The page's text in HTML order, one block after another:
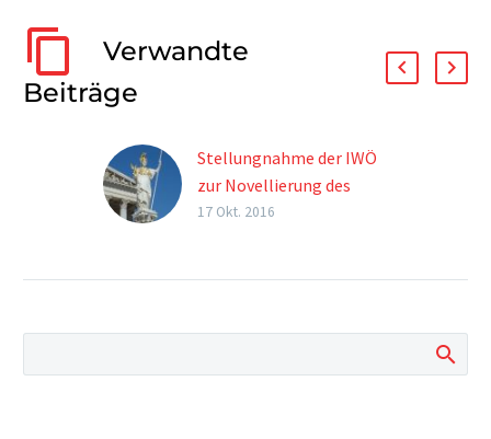
Verwandte
Beiträge
Stellungnahme der IWÖ
zur Novellierung des
Waffengesetzes 2016
Stellung nehmen zu
17 Okt. 2016